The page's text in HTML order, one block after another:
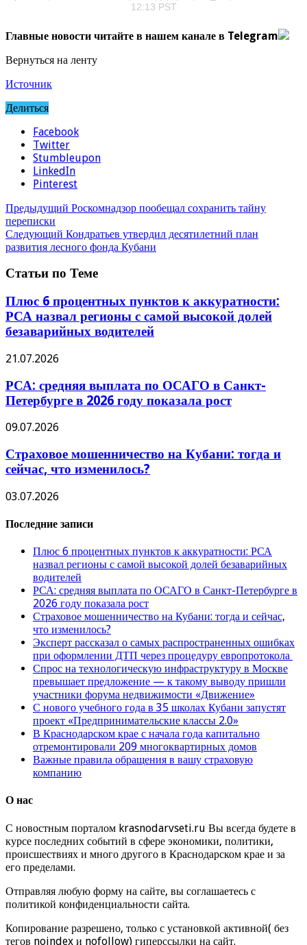
12:13 PST
Главные новости читайте в нашем канале в Telegram
Вернуться на ленту
Источник
Делиться
Facebook
Twitter
Stumbleupon
LinkedIn
Pinterest
Предыдущий Роскомнадзор пообещал сохранить тайну
переписки
Следующий Кондратьев утвердил десятилетний план
развития лесного фонда Кубани
Статьи по Теме
Плюс 6 процентных пунктов к аккуратности:
РСА назвал регионы с самой высокой долей
безаварийных водителей
21.07.2026
РСА: средняя выплата по ОСАГО в Санкт-
Петербурге в 2026 году показала рост
09.07.2026
Страховое мошенничество на Кубани: тогда и
сейчас, что изменилось?
03.07.2026
Последние записи
Плюс 6 процентных пунктов к аккуратности: РСА
назвал регионы с самой высокой долей безаварийных
водителей
РСА: средняя выплата по ОСАГО в Санкт-Петербурге в
2026 году показала рост
Страховое мошенничество на Кубани: тогда и сейчас,
что изменилось?
Эксперт рассказал о самых распространенных ошибках
при оформлении ДТП через процедуру европротокола
Спрос на технологическую инфраструктуру в Москве
превышает предложение — к такому выводу пришли
участники форума недвижимости «Движение»
С нового учебного года в 35 школах Кубани запустят
проект «Предпринимательские классы 2.0»
В Краснодарском крае с начала года капитально
отремонтировали 209 многоквартирных домов
Важные правила обращения в вашу страховую
компанию
О нас
С новостным порталом krasnodarvseti.ru Вы всегда будете в
курсе последних событий в сфере экономики, политики,
происшествиях и много другого в Краснодарском крае и за
его пределами.
Отправляя любую форму на сайте, вы соглашаетесь с
политикой конфиденциальности сайта.
Копирование разрешено, только с установкой активной( без
тегов noindex и nofollow) гиперссылки на сайт.